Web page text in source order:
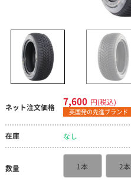
ネット注文価格 7,600 円(税込)
英国発の先進ブランド
在庫 なし
数量 1本 2本